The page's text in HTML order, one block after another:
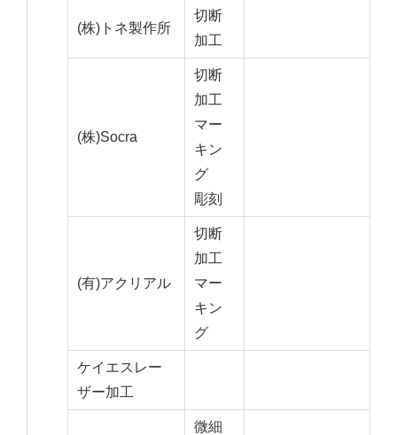
(株)トネ製作所
切断
加工
(株)Socra
切断
加工
マー
キン
グ
彫刻
(有)アクリアル
切断
加工
マー
キン
グ
ケイエスレー
ザー加工
微細